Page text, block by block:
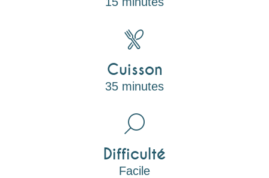
Cuisson
35 minutes
Difficulté
Facile